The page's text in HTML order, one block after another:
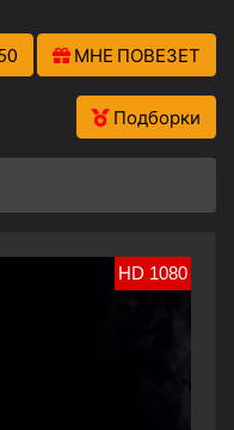
МНЕ ПОВЕЗЕТ
Подборки
HD 1080